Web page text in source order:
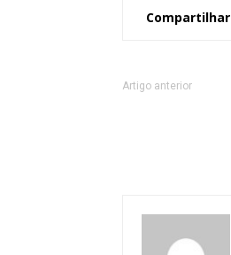
Compartilhar
Artigo anterior